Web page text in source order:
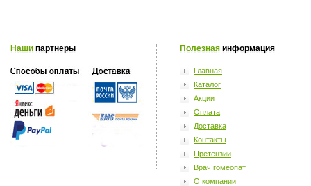
Наши партнеры Полезная информация
Главная
Каталог
Акции
Оплата
Доставка
Контакты
Претензии
Врач гомеопат
О компании